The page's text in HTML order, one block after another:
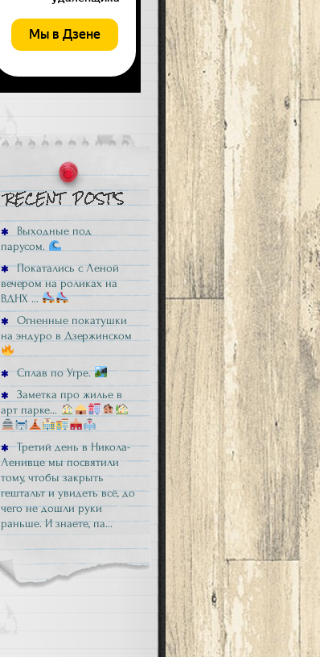
Выходные под
парусом.
Покатались с Леной
вечером на роликах на
ВДНХ …
Огненные покатушки
на эндуро в Дзержинском
Сплав по Угре.
Заметка про жилье в
арт парке…
Третий день в Никола-
Ленивце мы посвятили
тому, чтобы закрыть
гештальт и увидеть всё, до
чего не дошли руки
раньше. И знаете, па…